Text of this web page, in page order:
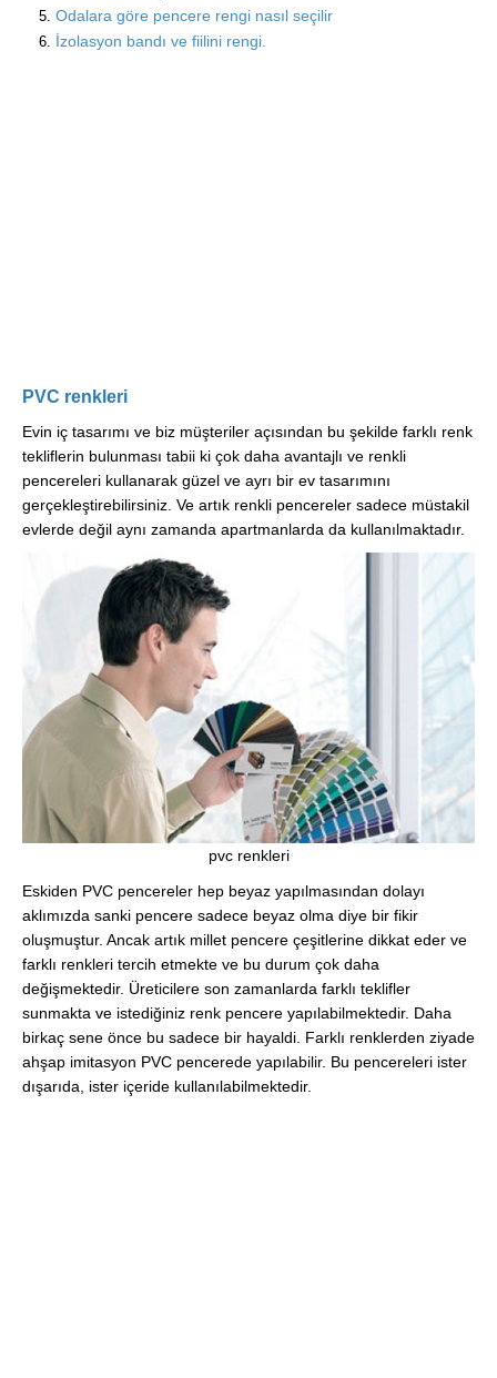
Odalara göre pencere rengi nasıl seçilir
İzolasyon bandı ve fiilini rengi.
PVC renkleri
Evin iç tasarımı ve biz müşteriler açısından bu şekilde farklı renk
tekliflerin bulunması tabii ki çok daha avantajlı ve renkli
pencereleri kullanarak güzel ve ayrı bir ev tasarımını
gerçekleştirebilirsiniz. Ve artık renkli pencereler sadece müstakil
evlerde değil aynı zamanda apartmanlarda da kullanılmaktadır.
pvc renkleri
Eskiden PVC pencereler hep beyaz yapılmasından dolayı
aklımızda sanki pencere sadece beyaz olma diye bir fikir
oluşmuştur. Ancak artık millet pencere çeşitlerine dikkat eder ve
farklı renkleri tercih etmekte ve bu durum çok daha
değişmektedir. Üreticilere son zamanlarda farklı teklifler
sunmakta ve istediğiniz renk pencere yapılabilmektedir. Daha
birkaç sene önce bu sadece bir hayaldi. Farklı renklerden ziyade
ahşap imitasyon PVC pencerede yapılabilir. Bu pencereleri ister
dışarıda, ister içeride kullanılabilmektedir.